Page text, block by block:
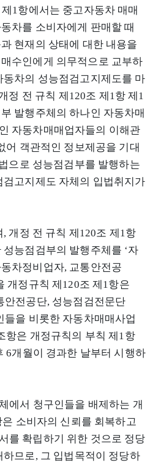
1항에서는 중고자동차 매매
차를 소비자에게 판매할 때
현재의 상태에 대한 내용을
수인에게 의무적으로 교부하
차의 성능점검고지제도를 마
정 전 규칙 제120조 제1항 제1
발행주체의 하나인 자동차매
자동차매매업자들의 이해관
어 객관적인 정보제공을 기대
으로 성능점검부를 발행하는
고지제도 자체의 입법취지가
개정 전 규칙 제120조 제1항
능점검부의 발행주체를 ‘자
차정비업자, 교통안전공
개정규칙 제120조 제1항은
안전공단, 성능점검전문단
들을 비롯한 자동차매매사업
항은 개정규칙의 부칙 제1항
6개월이 경과한 날부터 시행하
에서 청구인들을 배제하는 개
소비자의 신뢰를 회복하고
를 확립하기 위한 것으로 정당
므로, 그 입법목적이 정당하